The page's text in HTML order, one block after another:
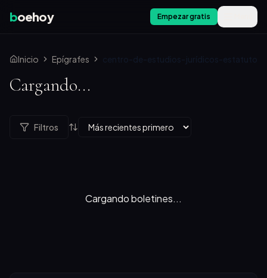
boehoy Empezar gratis
Inicio Epígrafes centro-de-estudios-jurídicos-estatuto
Cargando...
Filtros
Cargando boletines...